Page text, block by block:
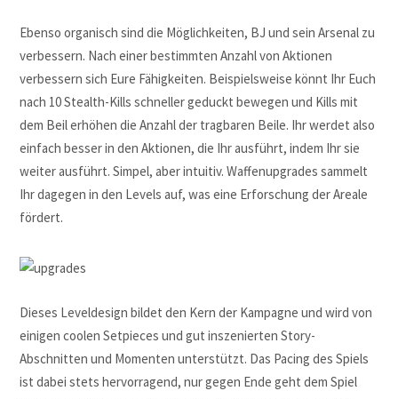
Ebenso organisch sind die Möglichkeiten, BJ und sein Arsenal zu
verbessern. Nach einer bestimmten Anzahl von Aktionen
verbessern sich Eure Fähigkeiten. Beispielsweise könnt Ihr Euch
nach 10 Stealth-Kills schneller geduckt bewegen und Kills mit
dem Beil erhöhen die Anzahl der tragbaren Beile. Ihr werdet also
einfach besser in den Aktionen, die Ihr ausführt, indem Ihr sie
weiter ausführt. Simpel, aber intuitiv. Waffenupgrades sammelt
Ihr dagegen in den Levels auf, was eine Erforschung der Areale
fördert.
Dieses Leveldesign bildet den Kern der Kampagne und wird von
einigen coolen Setpieces und gut inszenierten Story-
Abschnitten und Momenten unterstützt. Das Pacing des Spiels
ist dabei stets hervorragend, nur gegen Ende geht dem Spiel